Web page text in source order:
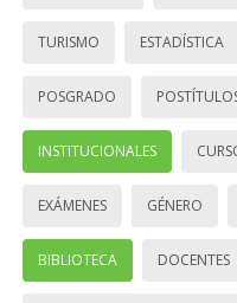
TURISMO ESTADÍSTICA
POSGRADO
INSTITUCIONALES
EXÁMENES GÉNERO
BIBLIOTECA DOCENTES